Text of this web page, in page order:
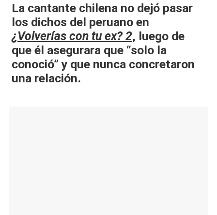
al
it
y
s,
T
La cantante chilena no dejó pasar
los dichos del peruano en
¿Volverías con tu ex? 2, luego de
que él asegurara que “solo la
conoció” y que nunca concretaron
una relación.